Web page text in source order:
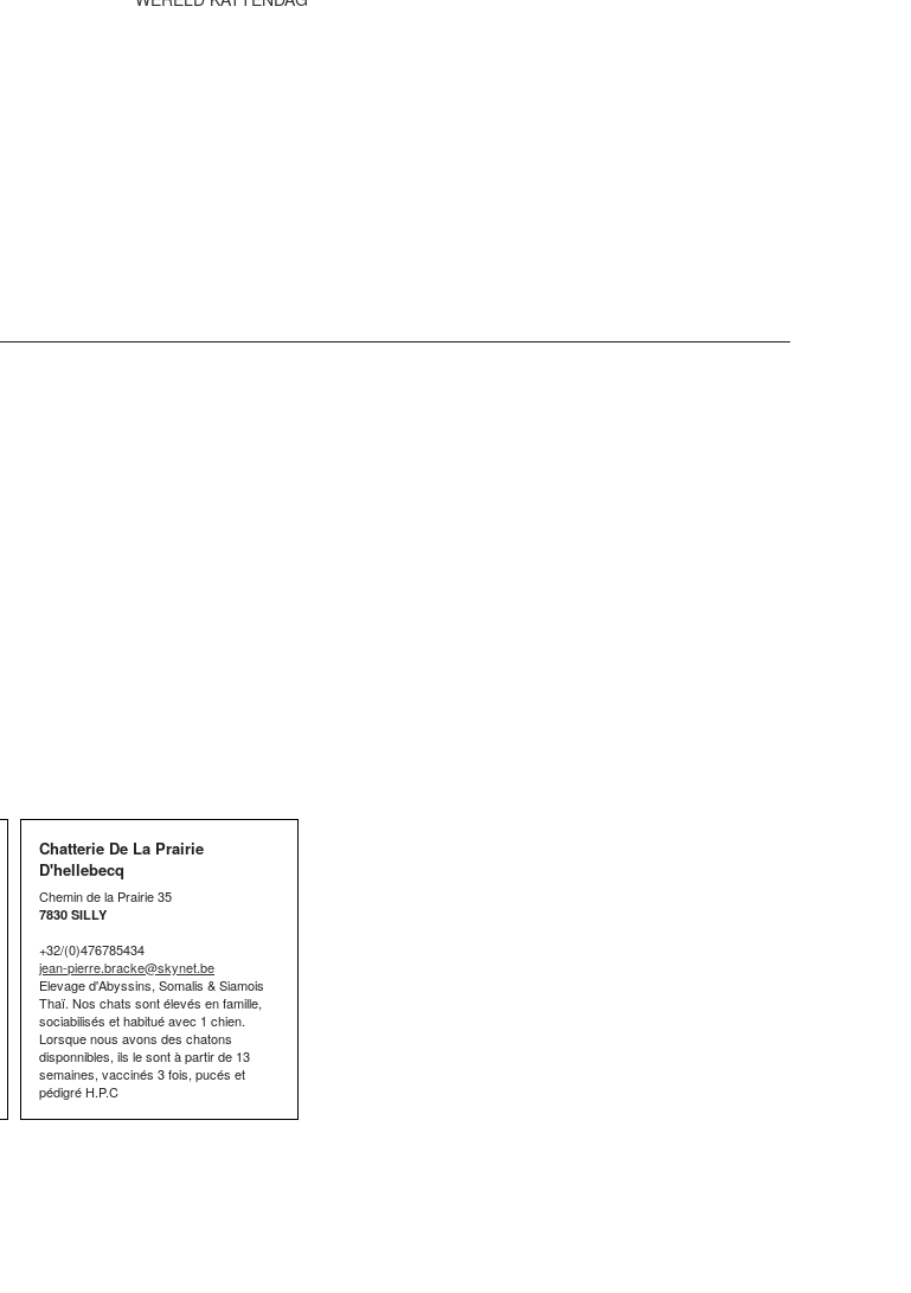
Chatterie De La Prairie
D'hellebecq
Chemin de la Prairie 35
7830 SILLY
+32/(0)476785434
jean-pierre.bracke@skynet.be
Elevage d'Abyssins, Somalis & Siamois
Thaï. Nos chats sont élevés en famille,
sociabilisés et habitué avec 1 chien.
Lorsque nous avons des chatons
disponnibles, ils le sont à partir de 13
semaines, vaccinés 3 fois, pucés et
pédigré H.P.C